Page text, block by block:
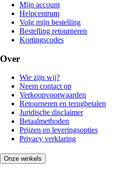
Mijn account
Helpcentrum
Volg mijn bestelling
Bestelling retourneren
Kortingscodes
Over
Wie zijn wij?
Neem contact op
Verkoopvoorwaarden
Retourneren en terugbetalen
Juridische disclaimer
Betaalmethoden
Prijzen en leveringsopties
Privacy verklaring
Onze winkels